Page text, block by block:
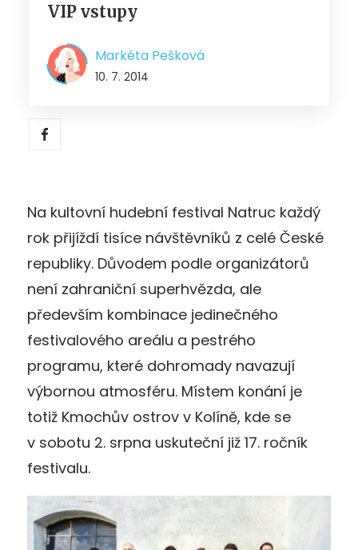
VIP vstupy
Markéta Pešková
10. 7. 2014
Na kultovní hudební festival Natruc každý
rok přijíždí tisíce návštěvníků z celé České
republiky. Důvodem podle organizátorů
není zahraniční superhvězda, ale
především kombinace jedinečného
festivalového areálu a pestrého
programu, které dohromady navazují
výbornou atmosféru. Místem konání je
totiž Kmochův ostrov v Kolíně, kde se
v sobotu 2. srpna uskuteční již 17. ročník
festivalu.